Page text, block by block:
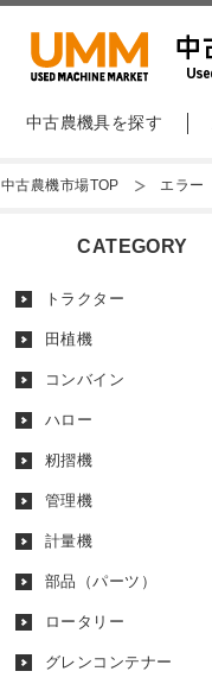
中古農機具を探す
中古農機市場TOP エラー
CATEGORY
トラクター
田植機
コンバイン
ハロー
籾摺機
管理機
計量機
部品（パーツ）
ロータリー
グレンコンテナー